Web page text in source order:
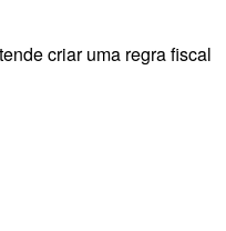
criar uma regra fiscal